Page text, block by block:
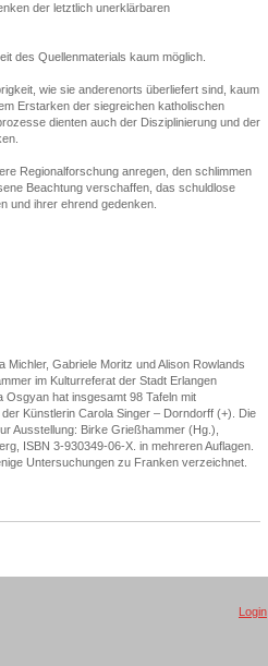
der letztlich unerklärbaren
des Quellenmaterials kaum möglich.
wie sie anderenorts überliefert sind, kaum
Erstarken der siegreichen katholischen
dienten auch der Disziplinierung und der
Regionalforschung anregen, den schlimmen
Beachtung verschaffen, das schuldlose
und ihrer ehrend gedenken.
Gabriele Moritz und Alison Rowlands
im Kulturreferat der Stadt Erlangen
Osgyan hat insgesamt 98 Tafeln mit
Künstlerin Carola Singer – Dorndorff (+). Die
Ausstellung: Birke Grießhammer (Hg.),
ISBN 3-930349-06-X. in mehreren Auflagen.
Untersuchungen zu Franken verzeichnet.
Login